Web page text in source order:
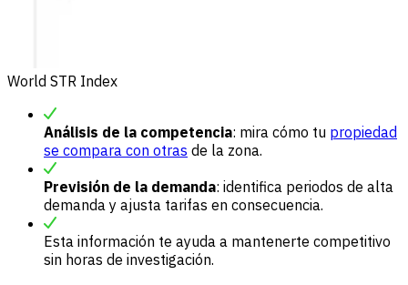
World STR Index
Análisis de la competencia: mira cómo tu propiedad
se compara con otras de la zona.
Previsión de la demanda: identifica periodos de alta
demanda y ajusta tarifas en consecuencia.
Esta información te ayuda a mantenerte competitivo
sin horas de investigación.